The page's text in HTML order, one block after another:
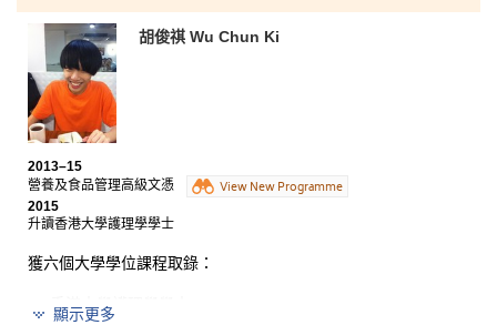
的學術範疇，從中找到目標和興趣，也明白到出路十分
廣闊。在學兩年，我證實了『成功需苦幹』這句話，只
要有恆心和決心，肯努力，加上書院講師的用心幫助，
必能達成目標。
胡俊祺 Wu Chun Ki
2013–15
營養及食品管理高級文憑
View New Programme
2015
升讀香港大學護理學學士
獲六個大學學位課程取錄：
香港大學護理學學士
顯示更多